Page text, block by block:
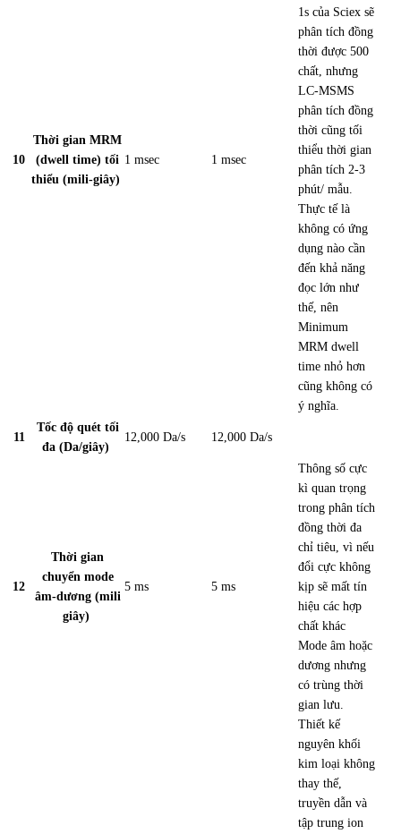
10
Thời gian MRM
(dwell time) tối
thiểu (mili-giây)
1 msec 1 msec
1s của Sciex sẽ
phân tích đồng
thời được 500
chất, nhưng
LC-MSMS
phân tích đồng
thời cũng tối
thiểu thời gian
phân tích 2-3
phút/ mẫu.
Thực tế là
không có ứng
dụng nào cần
đến khả năng
đọc lớn như
thế, nên
Minimum
MRM dwell
time nhỏ hơn
cũng không có
ý nghĩa.
11
Tốc độ quét tối
đa (Da/giây)
12,000 Da/s 12,000 Da/s
12
Thời gian
chuyển mode
âm-dương (mili
giây)
5 ms 5 ms
Thông số cực
kì quan trọng
trong phân tích
đồng thời đa
chỉ tiêu , vì nếu
đổi cực không
kịp sẽ mất tín
hiệu các hợp
chất khác
Mode âm hoặc
dương nhưng
có trùng thời
gian lưu.
Thiết kế
nguyên khối
kim loại không
thay thế
truyền dẫn và
tập trung ion